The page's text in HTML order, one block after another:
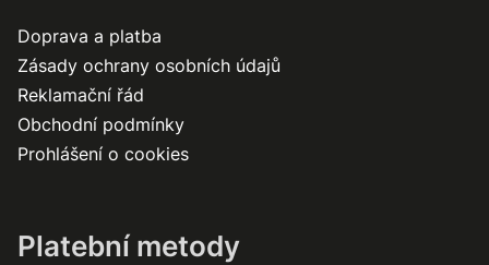
Doprava a platba
Zásady ochrany osobních údajů
Reklamační řád
Obchodní podmínky
Prohlášení o cookies
Platební metody